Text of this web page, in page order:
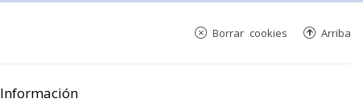
Arriba
Borrar cookies
Información